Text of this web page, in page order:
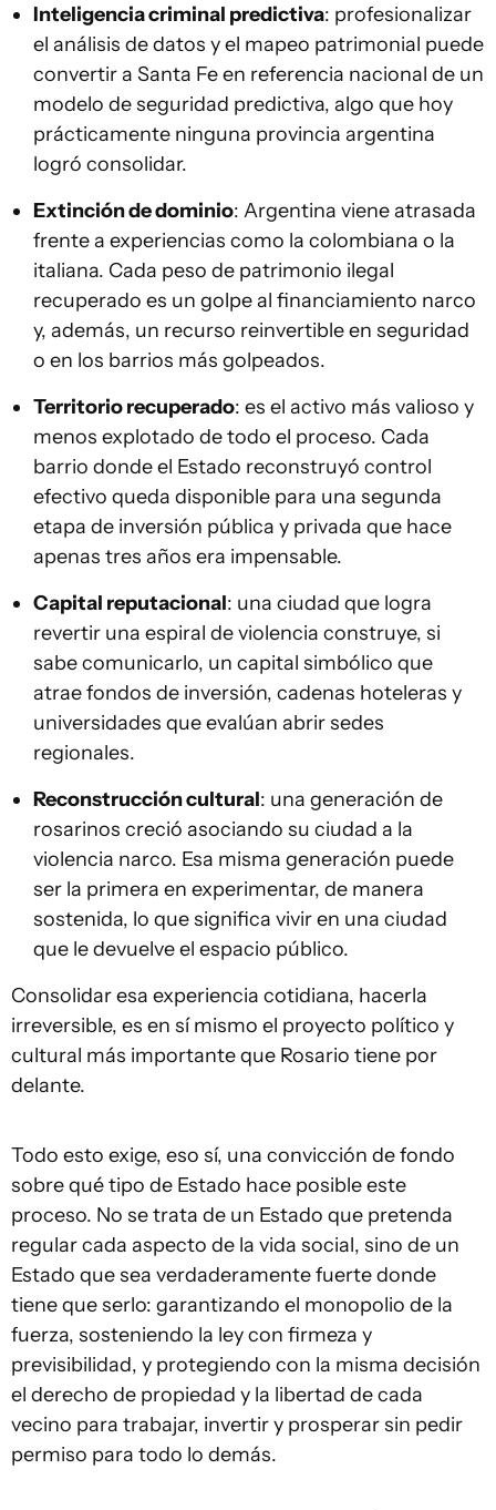
Inteligencia criminal predictiva: profesionalizar
el análisis de datos y el mapeo patrimonial puede
convertir a Santa Fe en referencia nacional de un
modelo de seguridad predictiva, algo que hoy
prácticamente ninguna provincia argentina
logró consolidar.
Extinción de dominio: Argentina viene atrasada
frente a experiencias como la colombiana o la
italiana. Cada peso de patrimonio ilegal
recuperado es un golpe al financiamiento narco
y, además, un recurso reinvertible en seguridad
o en los barrios más golpeados.
Territorio recuperado: es el activo más valioso y
menos explotado de todo el proceso. Cada
barrio donde el Estado reconstruyó control
efectivo queda disponible para una segunda
etapa de inversión pública y privada que hace
apenas tres años era impensable.
Capital reputacional: una ciudad que logra
revertir una espiral de violencia construye, si
sabe comunicarlo, un capital simbólico que
atrae fondos de inversión, cadenas hoteleras y
universidades que evalúan abrir sedes
regionales.
Reconstrucción cultural: una generación de
rosarinos creció asociando su ciudad a la
violencia narco. Esa misma generación puede
ser la primera en experimentar, de manera
sostenida, lo que significa vivir en una ciudad
que le devuelve el espacio público.
Consolidar esa experiencia cotidiana, hacerla
irreversible, es en sí mismo el proyecto político y
cultural más importante que Rosario tiene por
delante.
Todo esto exige, eso sí, una convicción de fondo
sobre qué tipo de Estado hace posible este
proceso. No se trata de un Estado que pretenda
regular cada aspecto de la vida social, sino de un
Estado que sea verdaderamente fuerte donde
tiene que serlo: garantizando el monopolio de la
fuerza, sosteniendo la ley con firmeza y
previsibilidad, y protegiendo con la misma decisión
el derecho de propiedad y la libertad de cada
vecino para trabajar, invertir y prosperar sin pedir
permiso para todo lo demás.